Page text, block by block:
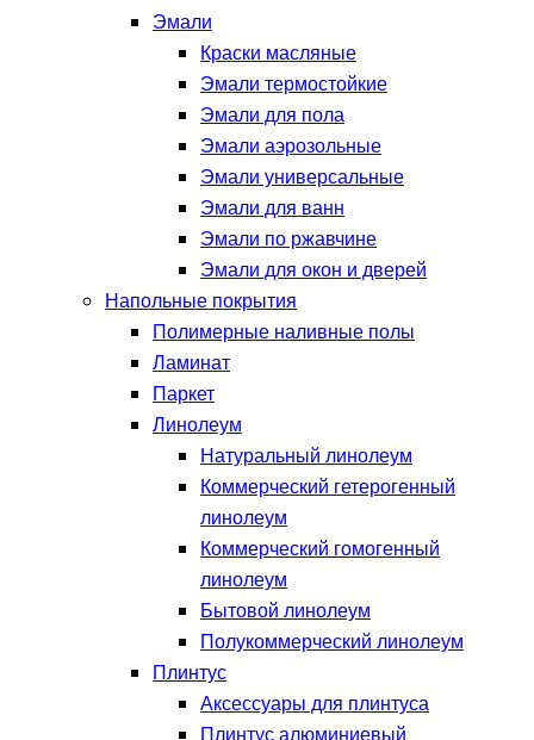
Эмали
Краски масляные
Эмали термостойкие
Эмали для пола
Эмали аэрозольные
Эмали универсальные
Эмали для ванн
Эмали по ржавчине
Эмали для окон и дверей
Напольные покрытия
Полимерные наливные полы
Ламинат
Паркет
Линолеум
Натуральный линолеум
Коммерческий гетерогенный
линолеум
Коммерческий гомогенный
линолеум
Бытовой линолеум
Полукоммерческий линолеум
Плинтус
Аксессуары для плинтуса